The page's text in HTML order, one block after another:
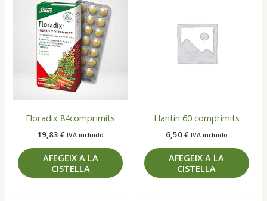
Floradix 84comprimits
19,83€ IVA incluido
AFEGEIX A LA
CISTELLA
Llantin 60 comprimits
6,50€ IVA incluido
AFEGEIX A LA
CISTELLA